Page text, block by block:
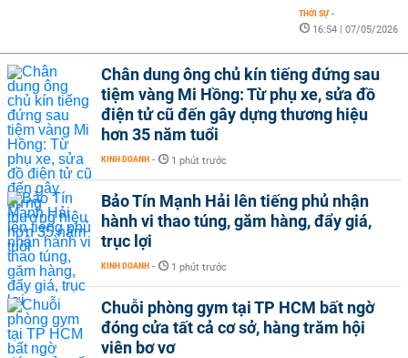
THỜI SỰ -
16:54 | 07/05/2026
Chân dung ông chủ kín tiếng đứng sau
tiệm vàng Mi Hồng: Từ phụ xe, sửa đồ
điện tử cũ đến gây dựng thương hiệu
hơn 35 năm tuổi
KINH DOANH - 1 phút trước
Bảo Tín Mạnh Hải lên tiếng phủ nhận
hành vi thao túng, găm hàng, đẩy giá,
trục lợi
KINH DOANH - 1 phút trước
Chuỗi phòng gym tại TP HCM bất ngờ
đóng cửa tất cả cơ sở, hàng trăm hội
viên bơ vơ